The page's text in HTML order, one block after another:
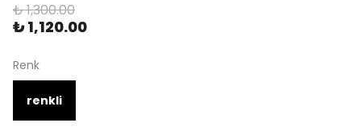
₺ 1,300.00
₺ 1,120.00
Renk
renkli